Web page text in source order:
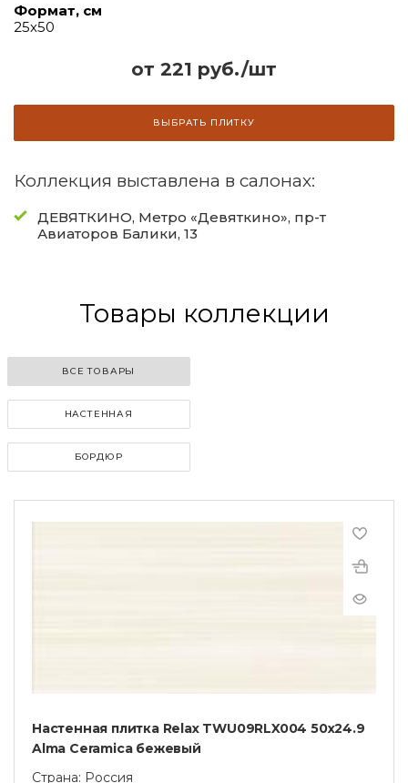
от 221 руб./шт
ВЫБРАТЬ ПЛИТКУ
Формат, см
25х50
Коллекция выставлена в салонах:
ДЕВЯТКИНО, Метро «Девяткино», пр-т
Авиаторов Балики, 13
Товары коллекции
ВСЕ ТОВАРЫ
НАСТЕННАЯ
БОРДЮР
Настенная плитка Relax TWU09RLX004 50х24.9
Alma Ceramica бежевый
Страна: Россия